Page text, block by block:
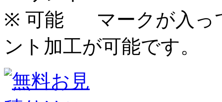
※
マークが入
ント加工が可能です。